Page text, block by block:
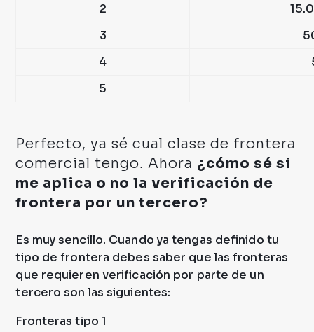
2
3
4
5
Perfecto, ya sé cual clase de frontera
comercial tengo. Ahora ¿cómo sé si
me aplica o no la verificación de
frontera por un tercero?
Es muy sencillo. Cuando ya tengas definido tu
tipo de frontera debes saber que las fronteras
que requieren verificación por parte de un
tercero son las siguientes:
Fronteras tipo 1